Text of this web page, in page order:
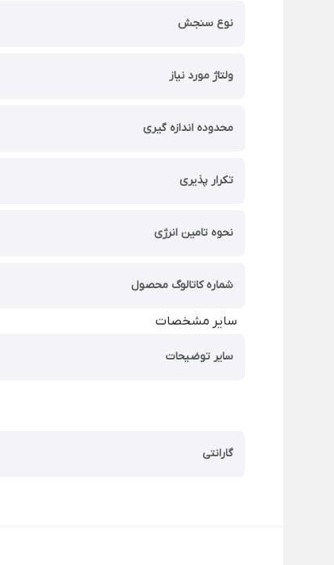
نوع سنجش
ولتاژ مورد نیاز
محدوده اندازه گیری
تکرار پذیری
نحوه تامین انرژی
شماره کاتالوگ محصول
سایر مشخصات
سایر توضیحات
گارانتی